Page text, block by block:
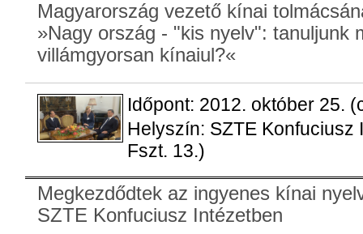
Magyarország vezető kínai
»Nagy ország - "kis nyelv": tanuljunk
villámgyorsan kínaiul?«
Időpont: 2012. október 25.
Helyszín: SZTE Konfuciusz
Fszt. 13.)
Megkezdődtek az ingyenes kínai
SZTE Konfuciusz Intézetben